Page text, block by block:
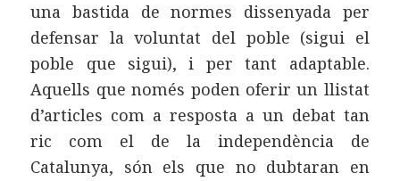
una bastida de normes dissenyada per
defensar la voluntat del poble (sigui el
poble que sigui), i per tant adaptable.
Aquells que només poden oferir un llistat
d’articles com a resposta a un debat tan
ric com el de la independència de
Catalunya, són els que no dubtaran en